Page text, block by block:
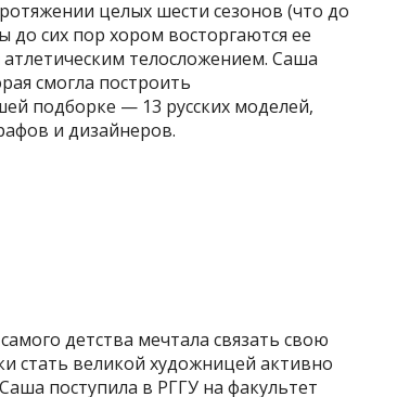
целых шести сезонов (что до
до сих пор хором восторгаются ее
телосложением. Саша
смогла построить
подборке — 13 русских моделей,
и дизайнеров.
детства мечтала связать свою
стать великой художницей активно
поступила в РГГУ на факультет